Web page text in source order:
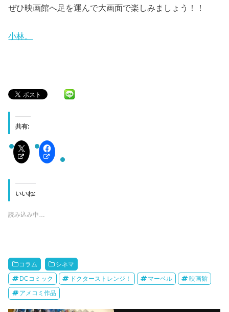
ぜひ映画館へ足を運んで大画面で楽しみましょう！！
小林。
共有:
いいね:
読み込み中…
コラム シネマ
DCコミック ドクターストレンジ！ マーベル 映画館
アメコミ作品